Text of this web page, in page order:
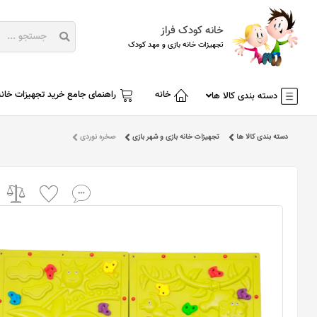
خانه کودک فراز
تجهیزات خانه بازی و مهد کودک
دسته بندی کالا ها خانه راهنمای جامع خرید تجهیزات
دسته بندی کالا ها تجهیزات خانه بازی و شهر بازی صخره نوردی